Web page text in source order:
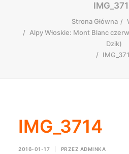
Strona Główna
Alpy Włoskie: Mont Blanc
Dzik)
IMG_3714
2016-01-17 PRZEZ ADMINKA